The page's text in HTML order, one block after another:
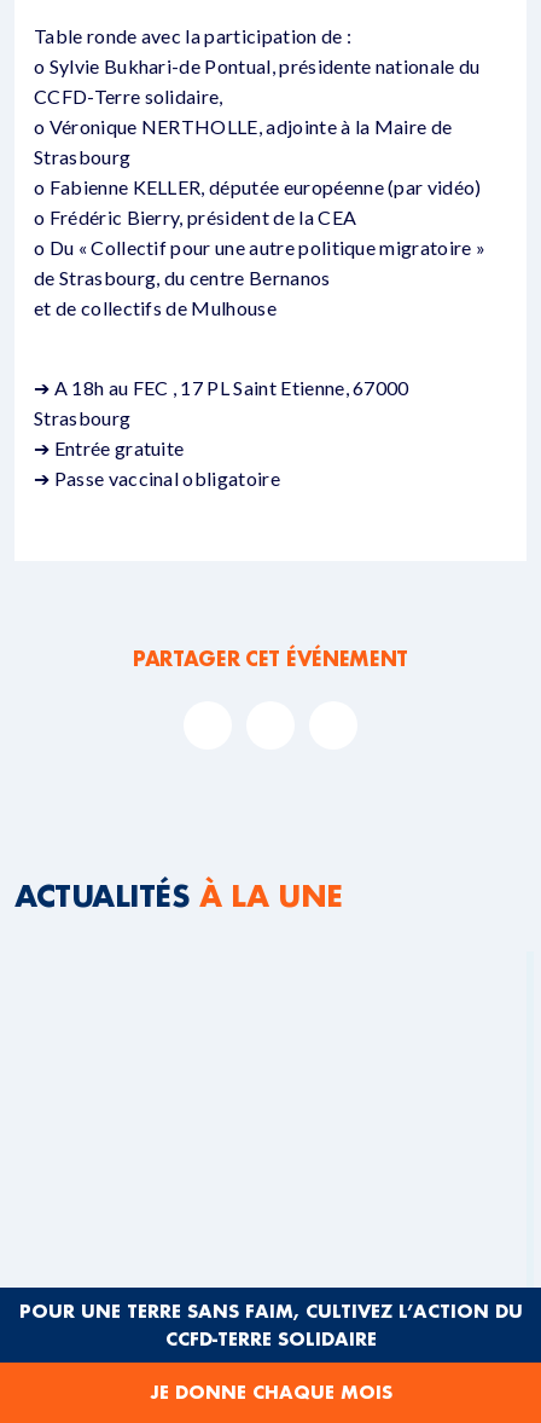
Table ronde avec la participation de :
o Sylvie Bukhari-de Pontual, présidente nationale du
CCFD-Terre solidaire,
o Véronique NERTHOLLE, adjointe à la Maire de
Strasbourg
o Fabienne KELLER, députée européenne (par vidéo)
o Frédéric Bierry, président de la CEA
o Du « Collectif pour une autre politique migratoire »
de Strasbourg, du centre Bernanos
et de collectifs de Mulhouse
➔ A 18h au FEC , 17 PL Saint Etienne, 67000
Strasbourg
➔ Entrée gratuite
➔ Passe vaccinal obligatoire
PARTAGER CET ÉVÉNEMENT
ACTUALITÉS À LA UNE
POUR UNE TERRE SANS FAIM, CULTIVEZ L’ACTION DU
CCFD-TERRE SOLIDAIRE
JE DONNE CHAQUE MOIS